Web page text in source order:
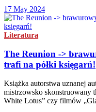
17 May 2024
Literatura
The Reunion ->
trafi na półki księgarń!
Książka autorstwa uznanej
mistrzowsko skonstruowany
White Lotus” czy filmów